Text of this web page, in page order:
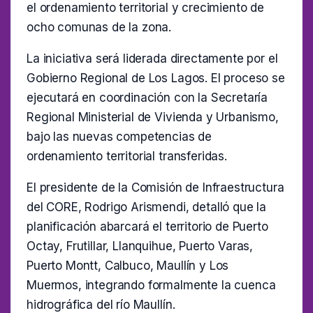
el ordenamiento territorial y crecimiento de
ocho comunas de la zona.
La iniciativa será liderada directamente por el
Gobierno Regional de Los Lagos. El proceso se
ejecutará en coordinación con la Secretaría
Regional Ministerial de Vivienda y Urbanismo,
bajo las nuevas competencias de
ordenamiento territorial transferidas.
El presidente de la Comisión de Infraestructura
del CORE, Rodrigo Arismendi, detalló que la
planificación abarcará el territorio de Puerto
Octay, Frutillar, Llanquihue, Puerto Varas,
Puerto Montt, Calbuco, Maullín y Los
Muermos, integrando formalmente la cuenca
hidrográfica del río Maullín.